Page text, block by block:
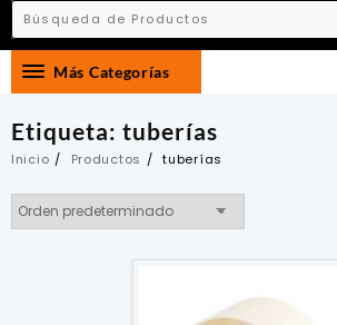
Más Categorías
Etiqueta: tuberías
Inicio Productos tuberías